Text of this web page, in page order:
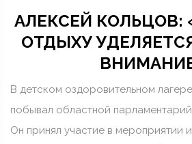
АЛЕКСЕЙ КОЛЬЦОВ:
ОТДЫХУ
В детском оздоровительном
побывал областной
Он принял участие в мероприятии